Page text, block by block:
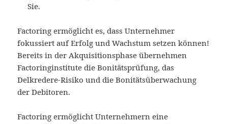
Sie.
Factoring ermöglicht es, dass Unternehmer
fokussiert auf Erfolg und Wachstum setzen können!
Bereits in der Akquisitionsphase übernehmen
Factoringinstitute die Bonitätsprüfung, das
Delkredere-Risiko und die Bonitätsüberwachung
der Debitoren.
Factoring ermöglicht Unternehmern eine